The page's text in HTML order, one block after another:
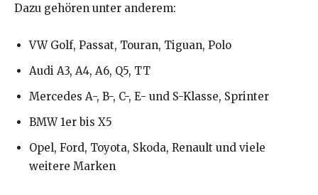
Dazu gehören unter anderem:
VW Golf, Passat, Touran, Tiguan, Polo
Audi A3, A4, A6, Q5, TT
Mercedes A-, B-, C-, E- und S-Klasse, Sprinter
BMW 1er bis X5
Opel, Ford, Toyota, Skoda, Renault und viele
weitere Marken